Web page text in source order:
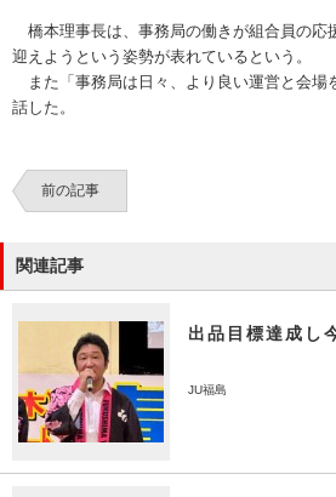
橋本理事長は、事務局の働きが組合員の応
迎えようという姿勢が表れているという。
また「事務局は日々、より良い運営と会場
話した。
前の記事
関連記事
出品目標達成し
JU福島